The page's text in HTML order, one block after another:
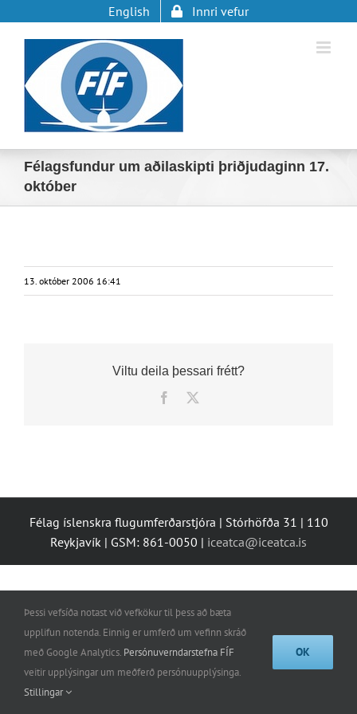
English Innri vefur
Félagsfundur um aðilaskipti þriðjudaginn 17.
október
13. október 2006 16:41
Viltu deila þessari frétt?
Facebook
Félag íslenskra flugumferðarstjóra | Stórhöfða 31 | 110
Reykjavík | GSM: 861-0050 | iceatca@iceatca.is
Þessi vefsíða notast við vefkökur til þess að bæta
upplifun notenda. Einnig er umferð um vefinn skráð
með Google Analytics. Persónuverndarstefna FÍF
veitir upplýsingar um meðferð persónuupplýsinga.
Stillingar
OK